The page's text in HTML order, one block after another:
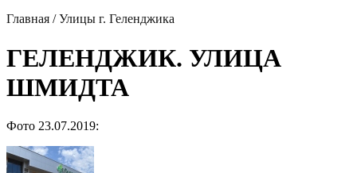
Главная /Улицы г. Геленджика
ГЕЛЕНДЖИК. УЛИЦА
ШМИДТА
Фото 23.07.2019: